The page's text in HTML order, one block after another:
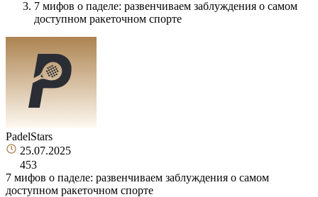
7 мифов о паделе: развенчиваем заблуждения о самом
доступном ракеточном спорте
PadelStars
25.07.2025
453
7 мифов о паделе: развенчиваем заблуждения о самом
доступном ракеточном спорте